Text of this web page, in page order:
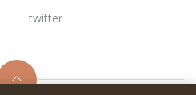
twitter